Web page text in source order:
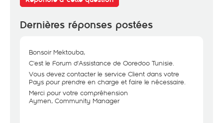
Dernières réponses postées
Bonsoir Mektouba,
C'est le Forum d'Assistance de Ooredoo Tunisie.
Vous devez contacter le service Client dans votre
Pays pour prendre en charge et faire le nécessaire.
Merci pour votre compréhension
Aymen, Community Manager